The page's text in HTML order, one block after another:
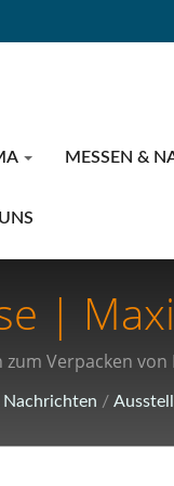
MESSEN &
|
Verpacken von
Nachrichten /